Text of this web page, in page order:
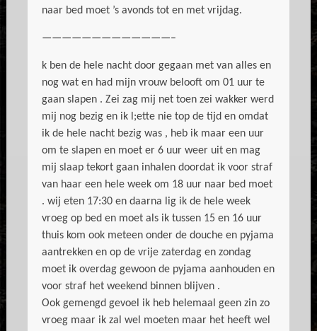
naar bed moet ’s avonds tot en met vrijdag.
—————————————–
k ben de hele nacht door gegaan met van alles en
nog wat en had mijn vrouw belooft om 01 uur te
gaan slapen . Zei zag mij net toen zei wakker werd
mij nog bezig en ik l;ette nie top de tijd en omdat
ik de hele nacht bezig was , heb ik maar een uur
om te slapen en moet er 6 uur weer uit en mag
mij slaap tekort gaan inhalen doordat ik voor straf
van haar een hele week om 18 uur naar bed moet
. wij eten 17:30 en daarna lig ik de hele week
vroeg op bed en moet als ik tussen 15 en 16 uur
thuis kom ook meteen onder de douche en pyjama
aantrekken en op de vrije zaterdag en zondag
moet ik overdag gewoon de pyjama aanhouden en
voor straf het weekend binnen blijven .
Ook gemengd gevoel ik heb helemaal geen zin zo
vroeg maar ik zal wel moeten maar het heeft wel